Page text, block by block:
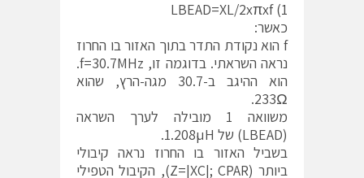
LBEAD=XL/2xπxf (1
כאשר:
f הוא נקודת התדר בתוך האזור בו החרוז
נראה השראתי. בדוגמה זו, f=30.7MHz.
הוא ההיגב ב-30.7 מגה-הרץ, שהוא
233Ω.
משוואה 1 מובילה לערך השראה
(LBEAD) של 1.208µH.
בשביל האזור בו החרוז נראה קיבולי
ביותר (Z=|XC|; CPAR), הקיבול הטפילי